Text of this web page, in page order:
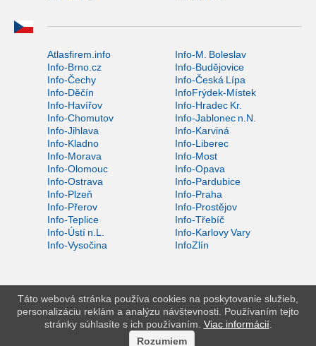
Atlasfirem.info
Info-M. Boleslav
Info-Brno.cz
Info-Budějovice
Info-Čechy
Info-Česká Lípa
Info-Děčín
InfoFrýdek-Místek
Info-Havířov
Info-Hradec Kr.
Info-Chomutov
Info-Jablonec n.N.
Info-Jihlava
Info-Karviná
Info-Kladno
Info-Liberec
Info-Morava
Info-Most
Info-Olomouc
Info-Opava
Info-Ostrava
Info-Pardubice
Info-Plzeň
Info-Praha
Info-Přerov
Info-Prostějov
Info-Teplice
Info-Třebíč
Info-Ústí n.L.
Info-Karlovy Vary
Info-Vysočina
InfoZlín
Táto webová stránka používa cookies na poskytovanie služieb,
personalizáciu reklám a analýzu návštevnosti. Používaním tejto
stránky súhlasíte s ich používaním. Viac informácií.
Rozumiem